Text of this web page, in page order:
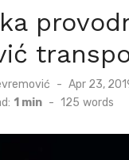
Posted
on
Apr 23,
1 min - 125 words